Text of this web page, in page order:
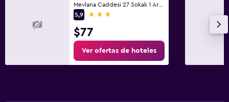
Mevlana Caddesi 27 Sokak 1 Ara, Ayvalık
5,9
3 estrellas
$77
Ver ofertas de hoteles